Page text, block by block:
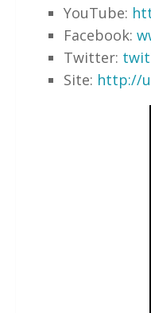
YouTube:
Facebook:
Twitter:
Site: http://